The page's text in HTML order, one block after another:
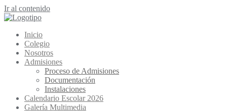
Ir al contenido
Inicio
Colegio
Nosotros
Admisiones
Proceso de Admisiones
Documentación
Instalaciones
Calendario Escolar 2026
Galería Multimedia